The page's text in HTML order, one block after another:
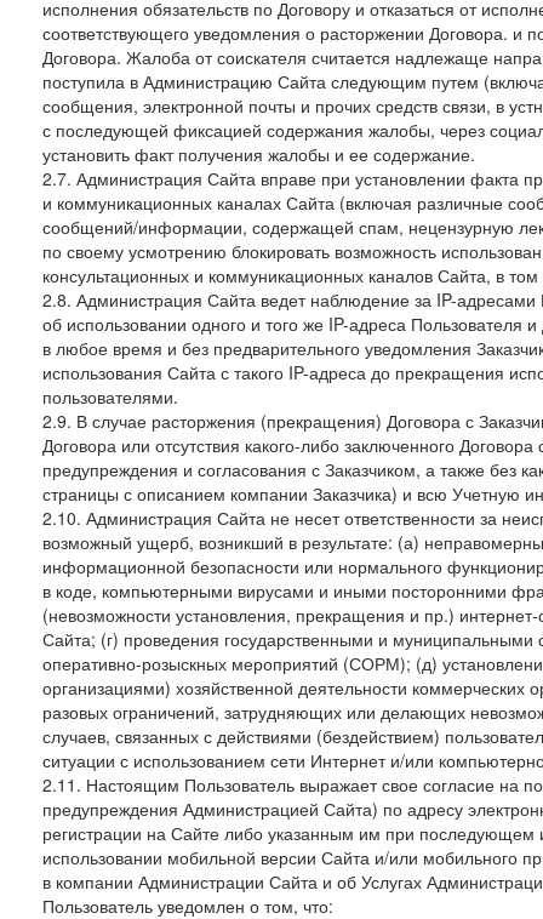
исполнения обязательств по Договору и отказаться от
соответствующего уведомления о расторжении Договора. и
Договора. Жалоба от соискателя считается надлежаще
поступила в Администрацию Сайта следующим путем
сообщения, электронной почты и прочих средств связи, в
с последующей фиксацией содержания жалобы, через
установить факт получения жалобы и ее содержание.
2.7. Администрация Сайта вправе при установлении факта
и коммуникационных каналах Сайта (включая различные
сообщений/информации, содержащей спам, нецензурную
по своему усмотрению блокировать возможность
консультационных и коммуникационных каналов Сайта, в
2.8. Администрация Сайта ведет наблюдение за IP-
об использовании одного и того же IP-адреса Пользователя
в любое время и без предварительного уведомления
использования Сайта с такого IP-адреса до прекращения
пользователями.
2.9. В случае расторжения (прекращения) Договора с
Договора или отсутствия какого-либо заключенного
предупреждения и согласования с Заказчиком, а также без
страницы с описанием компании Заказчика) и всю Учетную
2.10. Администрация Сайта не несет ответственности за
возможный ущерб, возникший в результате: (а)
информационной безопасности или нормального
в коде, компьютерными вирусами и иными посторонними
(невозможности установления, прекращения и пр.)
Сайта; (г) проведения государственными и
оперативно-розыскных мероприятий (СОРМ); (д)
организациями) хозяйственной деятельности коммерческих
разовых ограничений, затрудняющих или делающих
случаев, связанных с действиями (бездействием)
ситуации с использованием сети Интернет и/или
2.11. Настоящим Пользователь выражает свое согласие на
предупреждения Администрацией Сайта) по адресу
регистрации на Сайте либо указанным им при
использовании мобильной версии Сайта и/или мобильного
в компании Администрации Сайта и об Услугах
Пользователь уведомлен о том, что: